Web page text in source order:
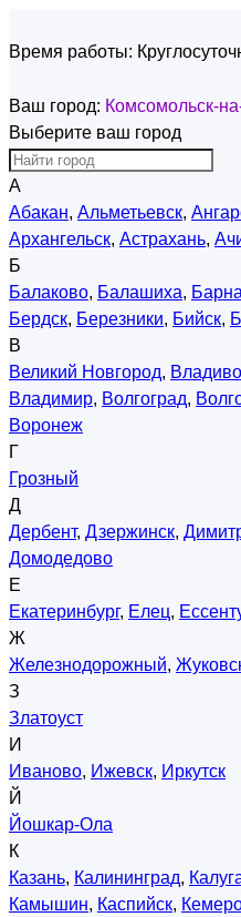
Время работы:
Ваш город: Комсомольск-
Выберите ваш город
А
Абакан, Альметьевск,
Архангельск, Астрахань,
Б
Балаково, Балашиха,
Бердск, Березники, Бийск,
В
Великий Новгород,
Владимир, Волгоград,
Воронеж
Г
Грозный
Д
Дербент, Дзержинск,
Домодедово
Е
Екатеринбург, Елец,
Ж
Железнодорожный,
З
Златоуст
И
Иваново, Ижевск, Иркутск
Й
Йошкар-Ола
К
Казань, Калининград,
Камышин, Каспийск,